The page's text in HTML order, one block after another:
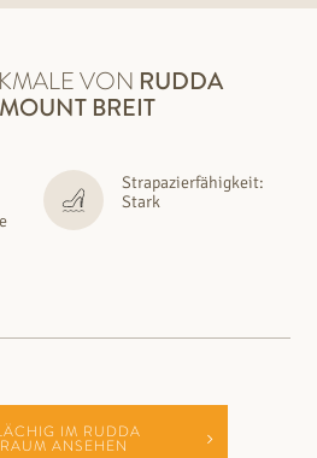
VON RUDDA
BREIT
Strapazierfähigkeit:
Stark
IM RUDDA S
ANSEHEN